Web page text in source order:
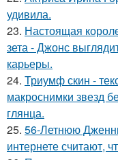
удивила.
23. Настоящая
зета - Джонс
карьеры.
24. Триумф скин -
макроснимки звезд
глянца.
25. 56-Летнюю
интернете считают,